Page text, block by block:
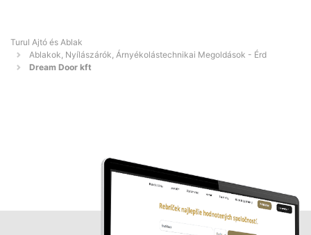
Turul Ajtó és Ablak
Ablakok, Nyílászárók, Árnyékolástechnikai Megoldások - Érd
Dream Door kft